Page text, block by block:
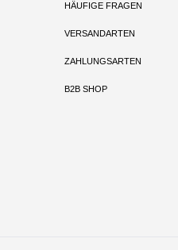
HÄUFIGE FRAGEN
VERSANDARTEN
ZAHLUNGSARTEN
B2B SHOP